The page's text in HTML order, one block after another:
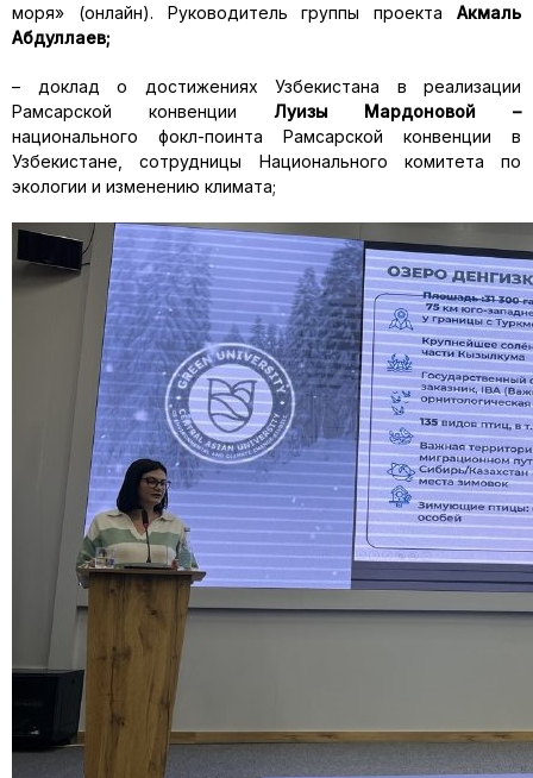
моря» (онлайн). Руководитель группы проекта Акмаль
Абдуллаев;
– доклад о достижениях Узбекистана в реализации
Рамсарской конвенции Луизы Мардоновой –
национального фокл-поинта Рамсарской конвенции в
Узбекистане, сотрудницы Национального комитета по
экологии и изменению климата;